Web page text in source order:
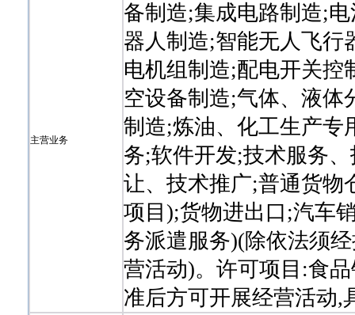
主营业务
备制造;集成电路制造;
器人制造;智能无人飞行
电机组制造;配电开关控
空设备制造;气体、液体
制造;炼油、化工生产专
务;软件开发;技术服务
让、技术推广;普通货物
项目);货物进出口;汽车
务派遣服务)(除依法须
营活动)。许可项目:食
准后方可开展经营活动,